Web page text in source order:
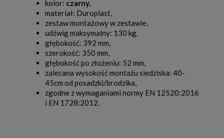
kolor: czarny,
materiał: Duroplast,
zestaw montażowy w zestawie,
udźwig maksymalny: 130 kg,
głębokość: 392 mm,
szerokość: 350 mm,
głębokość po złożeniu: 52 mm,
zalecana wysokość montażu siedziska: 40-
45cm od posadzki/brodzika,
zgodne z wymaganiami normy EN 12520:2016
i EN 1728:2012.